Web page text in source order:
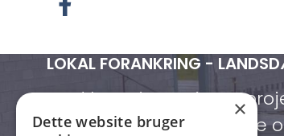
c
e
b
o
LOKAL FORANKRING -
Med base i Lemvig og
vi både lokalt forankrede
×
Dette website bruger